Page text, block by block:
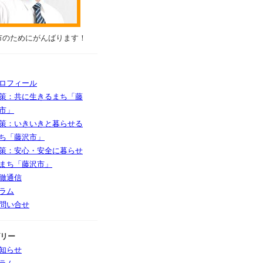
ためにがんばります！
フィール
：共に生きるまち「藤
」
：いきいきと暮らせる
「藤沢市」
：安心・安全に暮らせ
ち「藤沢市」
通信
ム
い合せ
ー
らせ